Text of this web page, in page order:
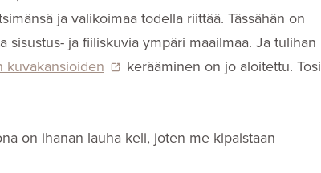
ja valikoimaa todella riittää. Tässähän on
ja fiiliskuvia ympäri maailmaa. Ja tulihan
kuvakansioiden
kerääminen on jo aloitettu. Tosi
on ihanan lauha keli, joten me kipaistaan